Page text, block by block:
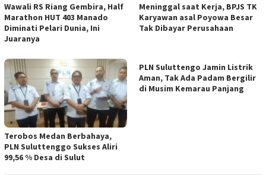
Wawali RS Riang Gembira, Half
Marathon HUT 403 Manado
Diminati Pelari Dunia, Ini
Juaranya
Meninggal saat Kerja, BPJS TK
Karyawan asal Poyowa Besar
Tak Dibayar Perusahaan
Terobos Medan Berbahaya,
PLN Suluttenggo Sukses Aliri
99,56 % Desa di Sulut
PLN Suluttengo Jamin Listrik
Aman, Tak Ada Padam Bergilir
di Musim Kemarau Panjang